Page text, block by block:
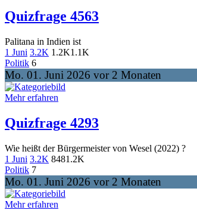
Quizfrage 4563
Palitana in Indien ist
1 Juni 3.2K 1.2K1.1K
Politik 6
Mo. 01. Juni 2026 vor 2 Monaten
Mehr erfahren
Quizfrage 4293
Wie heißt der Bürgermeister von Wesel (2022) ?
1 Juni 3.2K 8481.2K
Politik 7
Mo. 01. Juni 2026 vor 2 Monaten
Mehr erfahren